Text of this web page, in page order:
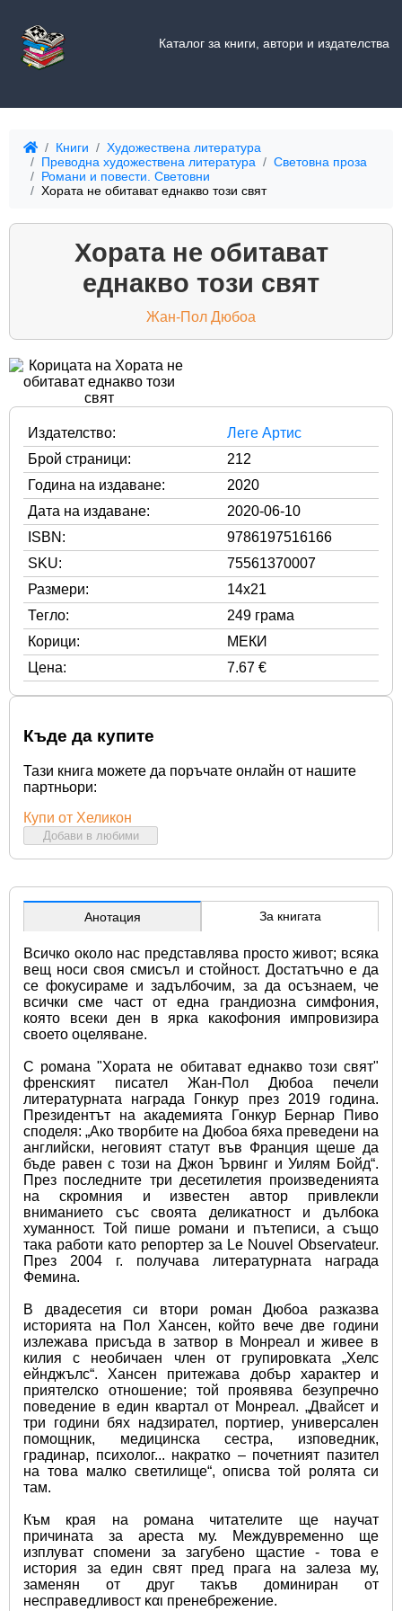
Каталог за книги, автори и издателства
Книги
Художествена литература
Преводна художествена литература
Световна проза
Романи и повести. Световни
Хората не обитават еднакво този свят
Хората не обитават
еднакво този свят
Жан-Пол Дюбоа
Издателство:
Леге Артис
Брой страници:
212
Година на издаване:
2020
Дата на издаване:
2020-06-10
ISBN:
9786197516166
SKU:
75561370007
Размери:
14x21
Тегло:
249 грама
Корици:
МЕКИ
Цена:
7.67 €
Къде да купите
Тази книга можете да поръчате онлайн от нашите
партньори:
Купи от Хеликон
Добави в любими
Анотация За книгата
Всичко около нас представлява просто живот; всяка
вещ носи своя смисъл и стойност. Достатъчно е да
се фокусираме и задълбочим, за да осъзнаем, че
всички сме част от една грандиозна симфония,
която всеки ден в ярка какофония импровизира
своето оцеляване.
С романа "Хората не обитават еднакво този свят"
френският писател Жан-Пол Дюбоа печели
литературната награда Гонкур през 2019 година.
Президентът на академията Гонкур Бернар Пиво
споделя: „Ако творбите на Дюбоа бяха преведени на
английски, неговият статут във Франция щеше да
бъде равен с този на Джон Ървинг и Уилям Бойд“.
През последните три десетилетия произведенията
на скромния и известен автор привлекли
вниманието със своята деликатност и дълбока
хуманност. Той пише романи и пътеписи, а също
така работи като репортер за Le Nouvel Observateur.
През 2004 г. получава литературната награда
Фемина.
В двадесетия си втори роман Дюбоа разказва
историята на Пол Хансен, който вече две години
излежава присъда в затвор в Монреал и живее в
килия с необичаен член от групировката „Хелс
ейнджълс“. Хансен притежава добър характер и
приятелско отношение; той проявява безупречно
поведение в един квартал от Монреал. „Двайсет и
три години бях надзирател, портиер, универсален
помощник, медицинска сестра, изповедник,
градинар, психолог... накратко – почетният пазител
на това малко светилище“, описва той ролята си
там.
Към края на романа читателите ще научат
причината за ареста му. Междувременно ще
изплуват спомени за загубено щастие - това е
история за един свят пред прага на залеза му,
заменян от друг такъв доминиран от
несправедливост και пренебрежение.